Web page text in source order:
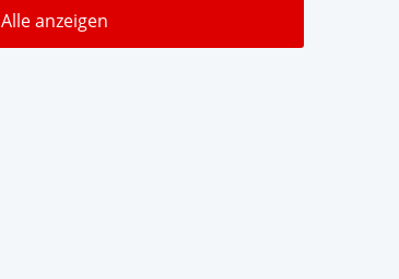
Alle anzeigen